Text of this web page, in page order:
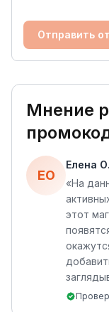
Отправить
Мнение
ЕО
Елена О.
«На
этот